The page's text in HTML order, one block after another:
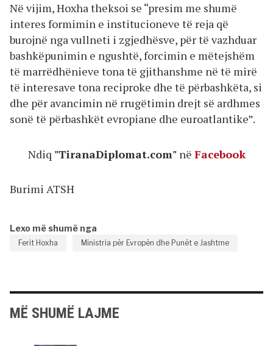
Në vijim, Hoxha theksoi se “presim me shumë
interes formimin e institucioneve të reja që
burojnë nga vullneti i zgjedhësve, për të vazhduar
bashkëpunimin e ngushtë, forcimin e mëtejshëm
të marrëdhënieve tona të gjithanshme në të mirë
të interesave tona reciproke dhe të përbashkëta, si
dhe për avancimin në rrugëtimin drejt së ardhmes
sonë të përbashkët evropiane dhe euroatlantike”.
Ndiq "TiranaDiplomat.com" në Facebook
Burimi ATSH
Lexo më shumë nga
Ferit Hoxha Ministria për Evropën dhe Punët e Jashtme
MË SHUMË LAJME